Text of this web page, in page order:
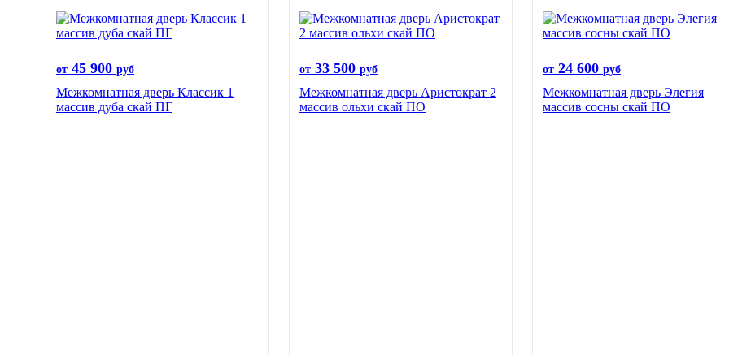
от 45 900 руб
Межкомнатная дверь Классик 1
массив дуба скай ПГ
от 33 500 руб
Межкомнатная дверь Аристократ 2
массив ольхи скай ПО
от 24 600 руб
Межкомнатная дверь Элегия
массив сосны скай ПО